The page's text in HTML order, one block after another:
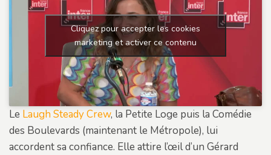
Cliquez pour accepter les cookies
marketing et activer ce contenu
Le Laugh Steady Crew, la Petite Loge puis la Comédie
des Boulevards (maintenant le Métropole), lui
accordent sa confiance. Elle attire l’œil d’un Gérard